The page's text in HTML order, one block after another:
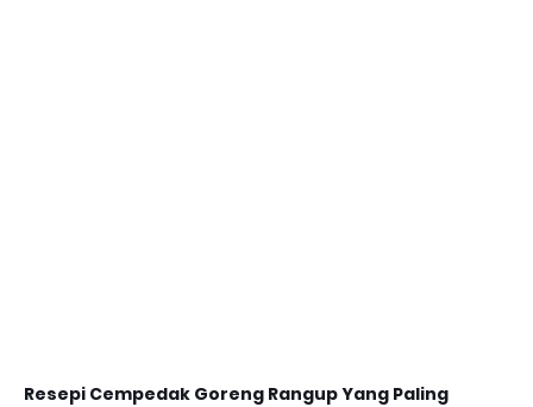
Resepi Cempedak Goreng Rangup Yang Paling